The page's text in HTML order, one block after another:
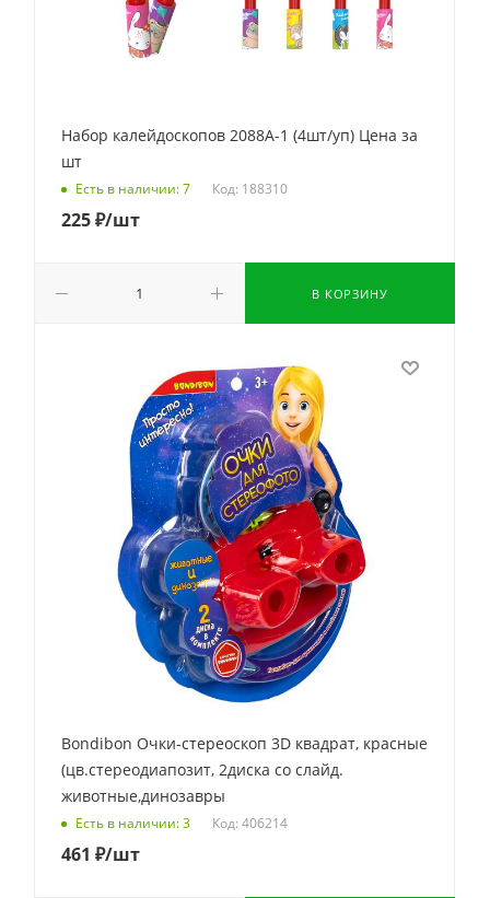
Набор калейдоскопов 2088A-1 (4шт/уп) Цена за
шт
Есть в наличии: 7 Код: 188310
225₽/шт
В КОРЗИНУ
Bondibon Очки-стереоскоп 3D квадрат, красные
(цв.cтереодиапозит, 2диска со слайд.
животные,динозавры
Есть в наличии: 3 Код: 406214
461 ₽/шт